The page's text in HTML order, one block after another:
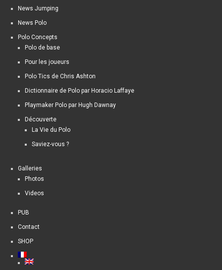
News Jumping
News Polo
Polo Concepts
Polo de base
Pour les joueurs
Polo Tics de Chris Ashton
Dictionnaire de Polo par Horacio Laffaye
Playmaker Polo par Hugh Dawnay
Découverte
La Vie du Polo
Saviez-vous ?
Galleries
Photos
Videos
PUB
Contact
SHOP